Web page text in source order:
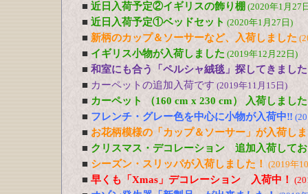
■ 近日入荷予定②イギリスの飾り棚 (2020年1月27
■ 近日入荷予定①ベッドセット (2020年1月27日)
■ 新柄のカップ＆ソーサーなど、入荷しました
■ イギリス小物が入荷しました (2019年12月22日)
■ 和室にも合う「ペルシャ絨毯」探してきまし
■ カーペットの追加入荷です (2019年11月15日)
■ カーペット （160 cm x 230 cm） 入荷しました
■ フレンチ・グレー色を中心に小物が入荷中‼
■ お花柄模様の「カップ＆ソーサー」が入荷し
■ クリスマス・デコレーション 追加入荷して
■ シーズン・スリッパが入荷しました！ (2019年
■ 早くも「Xmas」デコレーション 入荷中！